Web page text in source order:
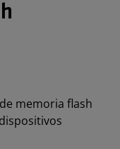
memoria flash